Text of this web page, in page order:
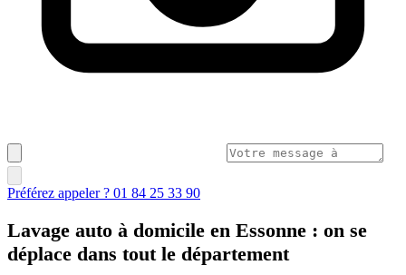
Préférez appeler ? 01 84 25 33 90
Lavage auto à domicile en Essonne : on se
déplace dans tout le département